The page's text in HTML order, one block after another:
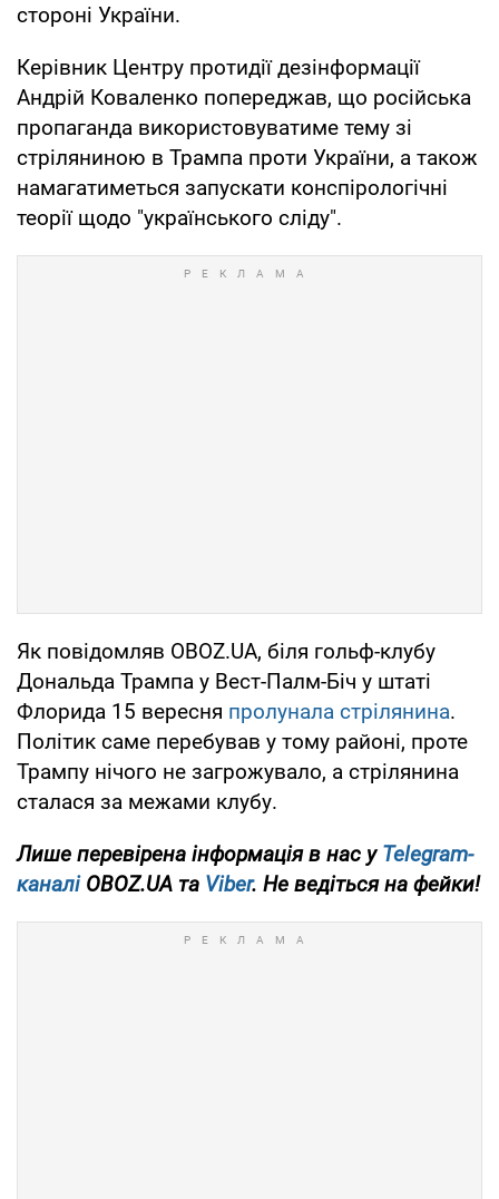
стороні України.
Керівник Центру протидії дезінформації
Андрій Коваленко попереджав, що російська
пропаганда використовуватиме тему зі
стріляниною в Трампа проти України, а також
намагатиметься запускати конспірологічні
теорії щодо "українського сліду".
Як повідомляв OBOZ.UA, біля гольф-клубу
Дональда Трампа у Вест-Палм-Біч у штаті
Флорида 15 вересня пролунала стрілянина.
Політик саме перебував у тому районі, проте
Трампу нічого не загрожувало, а стрілянина
сталася за межами клубу.
Лише перевірена інформація в нас уTelegram-
каналіOBOZ.UA та Viber. Не ведіться на фейки!